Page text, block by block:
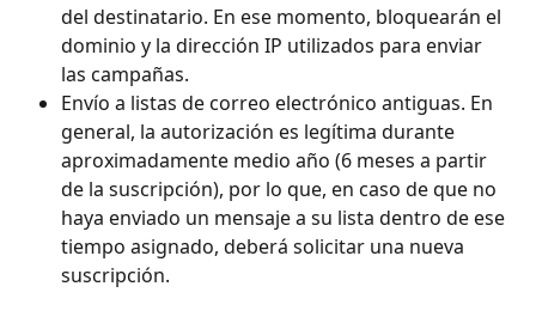
del destinatario. En ese momento, bloquearán el
dominio y la dirección IP utilizados para enviar
las campañas.
Envío a listas de correo electrónico antiguas. En
general, la autorización es legítima durante
aproximadamente medio año (6 meses a partir
de la suscripción), por lo que, en caso de que no
haya enviado un mensaje a su lista dentro de ese
tiempo asignado, deberá solicitar una nueva
suscripción.